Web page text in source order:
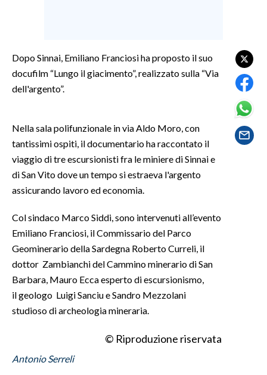
GOSSIP
SALUTE
SARDI NEL MONDO
NOTIZIE
EVENTI
#CARAUNIONE
3 MINUTI CON
INFO AZIENDE
NECROLOGI
Dopo Sinnai, Emiliano Franciosi ha proposto il suo
docufilm “Lungo il giacimento”, realizzato sulla “Via
dell'argento”.
Nella sala polifunzionale in via Aldo Moro, con
tantissimi ospiti, il documentario ha raccontato il
viaggio di tre escursionisti fra le miniere di Sinnai e
di San Vito dove un tempo si estraeva l'argento
assicurando lavoro ed economia.
Col sindaco Marco Siddi, sono intervenuti all’evento
Emiliano Franciosi, il Commissario del Parco
Geominerario della Sardegna Roberto Curreli, il
dottor Zambianchi del Cammino minerario di San
Barbara, Mauro Ecca esperto di escursionismo,
il geologo Luigi Sanciu e Sandro Mezzolani
studioso di archeologia mineraria.
© Riproduzione riservata
Antonio Serreli